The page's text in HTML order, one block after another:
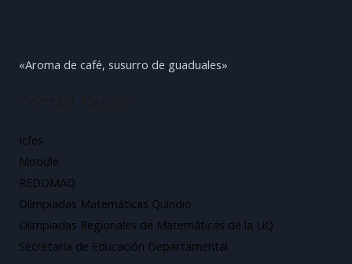
«Aroma de café, susurro de guaduales»
Icfes
Moodle
REDOMAQ
Olimpiadas Matemáticas Quindio
Olimpiadas Regionales de Matemáticas de la UQ
Secretaria de Educación Departamental